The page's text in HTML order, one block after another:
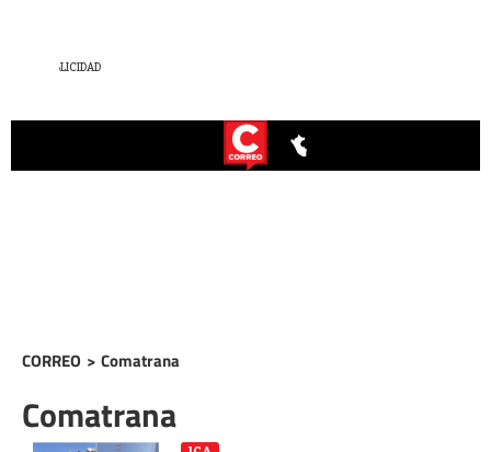
CORREO > Comatrana
Comatrana